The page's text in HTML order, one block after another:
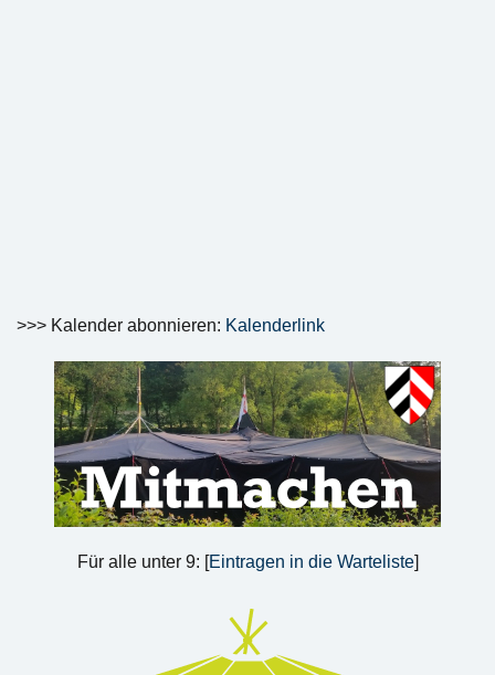
>>> Kalender abonnieren: Kalenderlink
Für alle unter 9: [Eintragen in die Warteliste]